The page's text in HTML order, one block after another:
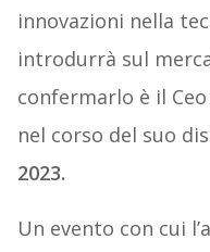
innovazioni nella
introdurrà sul
confermarlo è il Ceo
nel corso del suo
2023.
Un evento con cui